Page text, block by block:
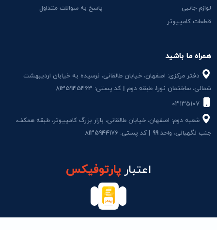
همراه ما باشید
دفتر مرکزی: اصفهان، خیابان طالقانی، نرسیده به خیابان اردیبهشت
شمالی، ساختمان نور1، طبقه دوم | کد پستی: 8135945463
شعبه دوم: اصفهان، خیابان طالقانی، بازار بزرگ کامپیوتر، طبقه همکف،
جنب نگهبانی، واحد 99 | کد پستی: 8135944176
لوازم جانبی
قطعات کامپیوتر
پاسخ به سوالات متداول
اعتبارپارتوفیکس